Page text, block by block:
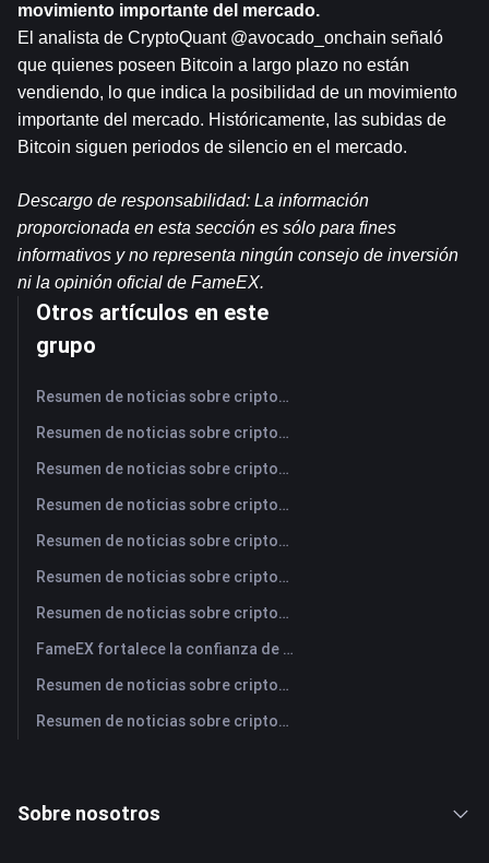
movimiento importante del mercado.
El analista de CryptoQuant @avocado_onchain señaló
que quienes poseen Bitcoin a largo plazo no están
vendiendo, lo que indica la posibilidad de un movimiento
importante del mercado. Históricamente, las subidas de
Bitcoin siguen periodos de silencio en el mercado.
Descargo de responsabilidad: La información
proporcionada en esta sección es sólo para fines
informativos y no representa ningún consejo de inversión
ni la opinión oficial de FameEX.
Otros artículos en este
grupo
Resumen de noticias sobre criptomonedas de FameEX de hoy | 6 de agosto de 2026
Resumen de noticias sobre criptomonedas de FameEX de hoy | 5 de agosto de 2026
Resumen de noticias sobre criptomonedas de FameEX de hoy | 4 de agosto de 2026
Resumen de noticias sobre criptomonedas de FameEX de hoy | 3 de agosto de 2026
Resumen de noticias sobre criptomonedas de FameEX de hoy | 31 de julio de 2026
Resumen de noticias sobre criptomonedas de FameEX de hoy | 30 de julio de 2026
Resumen de noticias sobre criptomonedas de FameEX de hoy | 29 de julio de 2026
FameEX fortalece la confianza de los usuarios a través de ocho años de operaciones estables y crecimiento global
Resumen de noticias sobre criptomonedas de FameEX de hoy | 28 de julio de 2026
Resumen de noticias sobre criptomonedas de FameEX de hoy | 27 de julio de 2026
Sobre nosotros